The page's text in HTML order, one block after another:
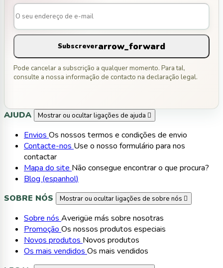
Subscreverarrow_forward
Pode cancelar a subscrição a qualquer momento. Para tal,
consulte a nossa informação de contacto na declaração legal.
AJUDA Mostrar ou ocultar ligações de ajuda 
Envios Os nossos termos e condições de envio
Contacte-nos Use o nosso formulário para nos
contactar
Mapa do site Não consegue encontrar o que procura?
Blog (espanhol)
SOBRE NÓS
Mostrar ou ocultar ligações de sobre nós 
Sobre nós Averigüe más sobre nosotras
Promoção Os nossos produtos especiais
Novos produtos Novos produtos
Os mais vendidos Os mais vendidos